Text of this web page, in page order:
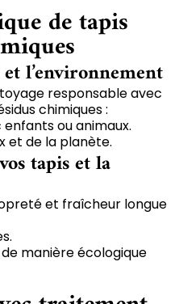
de tapis
l’environnement
responsable avec
chimiques :
ou animaux.
et de la planète.
tapis et la
et fraîcheur longue
manière écologique